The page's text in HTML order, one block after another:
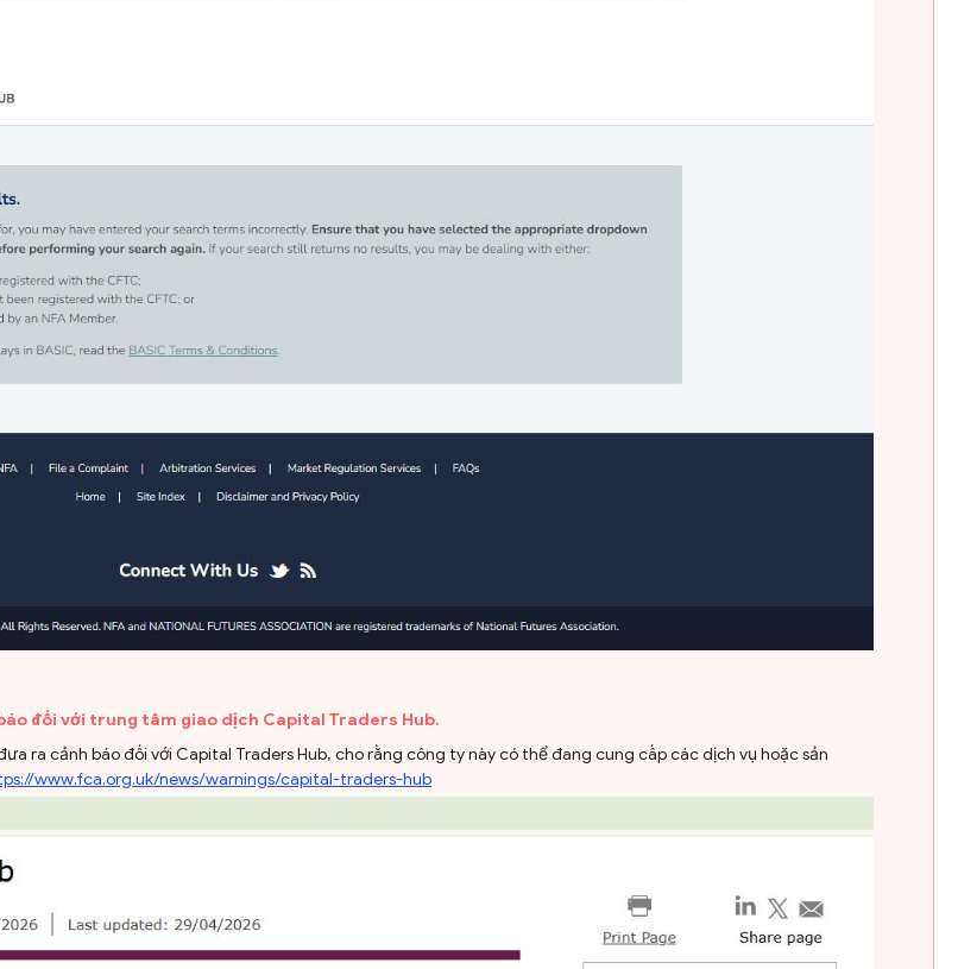
đối với trung tâm giao dịch Capital Traders Hub.
ra cảnh báo đối với Capital Traders Hub, cho rằng công ty này có thể đang cung cấp các dịch vụ hoặc sản
www.fca.org.uk/news/warnings/capital-traders-hub